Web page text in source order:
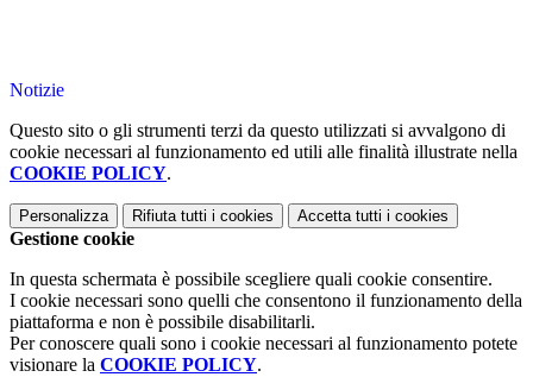
Notizie
Questo sito o gli strumenti terzi da questo utilizzati si avvalgono di
cookie necessari al funzionamento ed utili alle finalità illustrate nella
COOKIE POLICY.
Personalizza Rifiuta tutti i cookies Accetta tutti i cookies
Gestione cookie
In questa schermata è possibile scegliere quali cookie consentire.
I cookie necessari sono quelli che consentono il funzionamento della
piattaforma e non è possibile disabilitarli.
Per conoscere quali sono i cookie necessari al funzionamento potete
visionare la COOKIE POLICY.